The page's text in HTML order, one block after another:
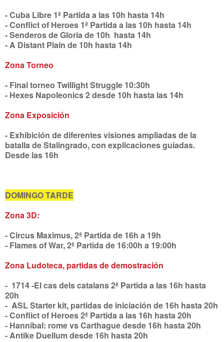
- Cuba Libre 1ª Partida a las 10h hasta 14h
- Conflict of Heroes 1ª Partida a las 10h hasta 14h
- Senderos de Gloria de 10h hasta 14h
- A Distant Plain de 10h hasta 14h
Zona Torneo
- Final torneo Twillight Struggle 10:30h
- Hexes Napoleonics 2 desde 10h hasta las 14h
Zona Exposición
- Exhibición de diferentes visiones ampliadas de la
batalla de Stalingrado, con explicaciones guiadas.
Desde las 16h
DOMINGO TARDE
Zona 3D:
- Circus Maximus, 2ª Partida de 16h a 19h
- Flames of War, 2ª Partida de 16:00h a 19:00h
Zona Ludoteca, partidas de demostración
- 1714 -El cas dels catalans 2ª Partida a las 16h hasta
20h
- ASL Starter kit, partidas de iniciación de 16h hasta 20h
- Conflict of Heroes 2ª Partida a las 16h hasta 20h
- Hannibal: rome vs Carthague desde 16h hasta 20h
- Antike Duellum desde 16h hasta 20h